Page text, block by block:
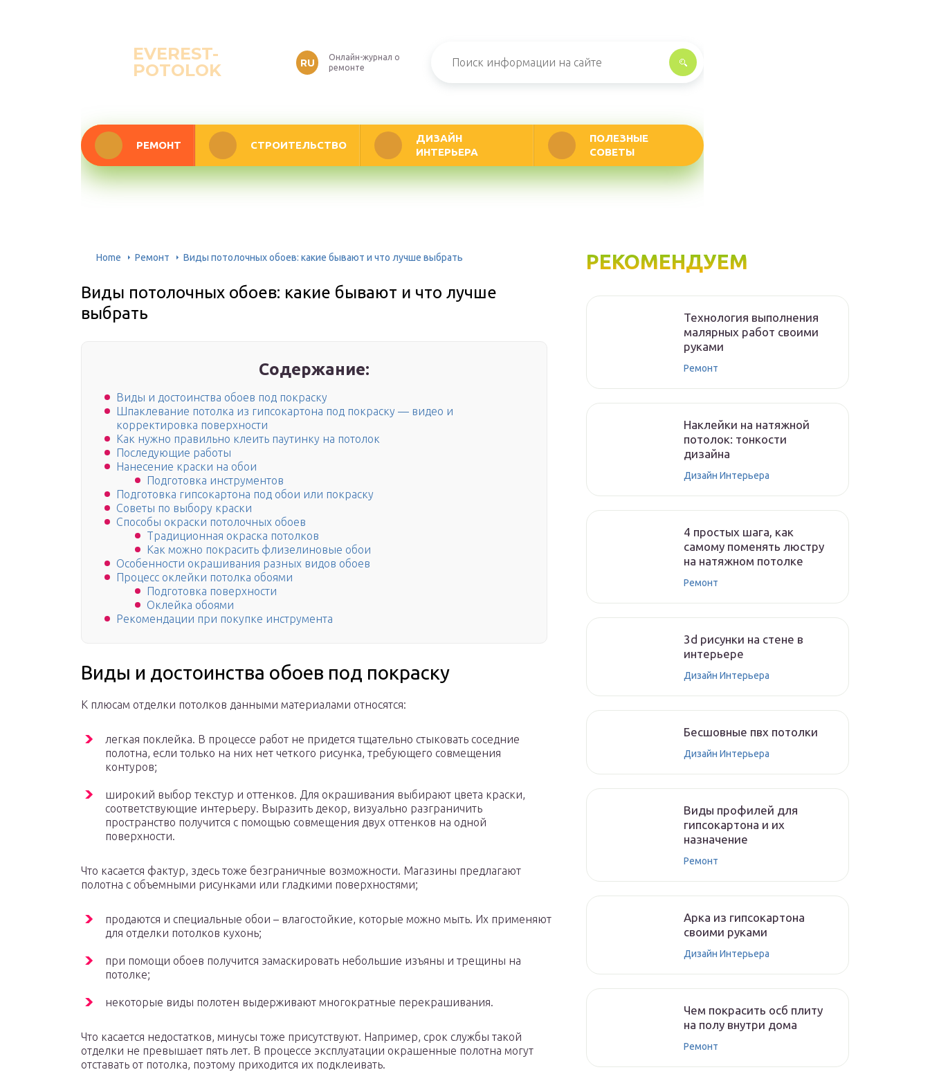
EVEREST-
POTOLOK
RU
Онлайн-журнал о
ремонте
РЕМОНТ СТРОИТЕЛЬСТВО
ДИЗАЙН
ИНТЕРЬЕРА
ПОЛЕЗНЫЕ
СОВЕТЫ
Home Ремонт Виды потолочных обоев: какие бывают и что лучше выбрать
Виды потолочных обоев: какие бывают и что лучше
выбрать
Содержание:
Виды и достоинства обоев под покраску
Шпаклевание потолка из гипсокартона под покраску — видео и
корректировка поверхности
Как нужно правильно клеить паутинку на потолок
Последующие работы
Нанесение краски на обои
Подготовка инструментов
Подготовка гипсокартона под обои или покраску
Советы по выбору краски
Способы окраски потолочных обоев
Традиционная окраска потолков
Как можно покрасить флизелиновые обои
Особенности окрашивания разных видов обоев
Процесс оклейки потолка обоями
Подготовка поверхности
Оклейка обоями
Рекомендации при покупке инструмента
Виды и достоинства обоев под покраску
К плюсам отделки потолков данными материалами относятся:
легкая поклейка. В процессе работ не придется тщательно стыковать соседние
полотна, если только на них нет четкого рисунка, требующего совмещения
контуров;
широкий выбор текстур и оттенков. Для окрашивания выбирают цвета краски,
соответствующие интерьеру. Выразить декор, визуально разграничить
пространство получится с помощью совмещения двух оттенков на одной
поверхности.
Что касается фактур, здесь тоже безграничные возможности. Магазины предлагают
полотна с объемными рисунками или гладкими поверхностями;
продаются и специальные обои – влагостойкие, которые можно мыть. Их применяют
для отделки потолков кухонь;
при помощи обоев получится замаскировать небольшие изъяны и трещины на
потолке;
некоторые виды полотен выдерживают многократные перекрашивания.
Что касается недостатков, минусы тоже присутствуют. Например, срок службы такой
отделки не превышает пять лет. В процессе эксплуатации окрашенные полотна могут
отставать от потолка, поэтому приходится их подклеивать.
РЕКОМЕНДУЕМ
Технология выполнения
малярных работ своими
руками
Ремонт
Наклейки на натяжной
потолок: тонкости
дизайна
Дизайн Интерьера
4 простых шага, как
самому поменять люстру
на натяжном потолке
Ремонт
3d рисунки на стене в
интерьере
Дизайн Интерьера
Бесшовные пвх потолки
Дизайн Интерьера
Виды профилей для
гипсокартона и их
назначение
Ремонт
Арка из гипсокартона
своими руками
Дизайн Интерьера
Чем покрасить осб плиту
на полу внутри дома
Ремонт